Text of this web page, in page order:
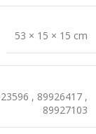
53 × 15 × 15 cm
, 89926417 ,
89927103